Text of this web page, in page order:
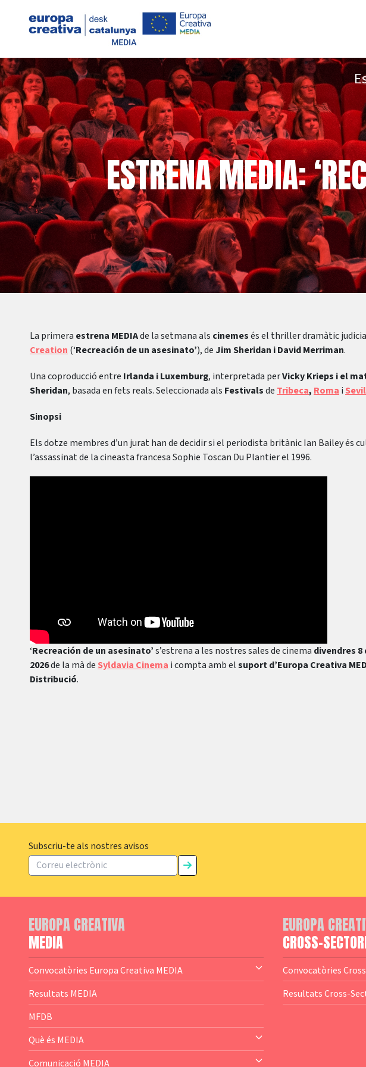
ESTRENA MEDIA:
La primera estrena MEDIAde la setmana als cinemesés el thriller dramàtic
Creation (‘Recreación de un asesinato’), de Jim Sheridan i David Merriman.
Una coproducció entre Irlanda i Luxemburg, interpretada perVicky Krieps i el
Sheridan, basada en fets reals. Seleccionada als Festivalsde Tribeca, Roma i
Sinopsi
Els dotze membres d’un jurat han de decidir si el periodista britànic Ian Bailey és
l’assassinat de la cineasta francesa Sophie Toscan Du Plantier el 1996.
‘Recreación de un asesinato’s’estrena a les nostres sales de cinema divendres 8
2026de la mà de Syldavia Cinema i compta amb elsuport d’Europa Creativa
Distribució.
Subscriu-te als nostres avisos
EUROPA CREATIVA
MEDIA
Convocatòries Europa Creativa MEDIA
— Content Cluster
— Business Cluster
— Audience Cluster
— Altres
Resultats MEDIA
MFDB
Què és MEDIA
— El subprograma MEDIA
Comunicació MEDIA
EUROPA
CROSS-
Convocatòries
Resultats Cross-